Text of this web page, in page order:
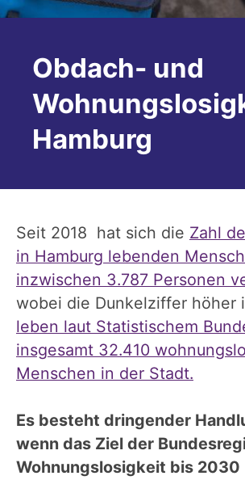
Obdach- und
Hamburg
Seit 2018 hat sich die Zahl
in Hamburg lebenden
inzwischen 3.787 Personen
wobei die Dunkelziffer höher
leben laut Statistischem
insgesamt 32.410
Menschen in der Stadt.
Es besteht dringender
wenn das Ziel der
Wohnungslosigkeit bis 2030